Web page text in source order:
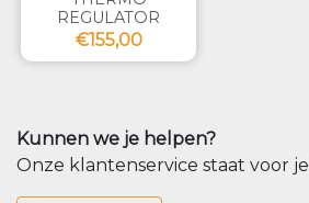
REGULATOR
€155,00
Kunnen we je helpen?
Onze klantenservice staat voor